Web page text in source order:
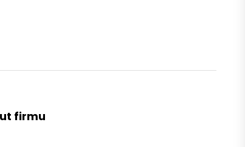
firmu